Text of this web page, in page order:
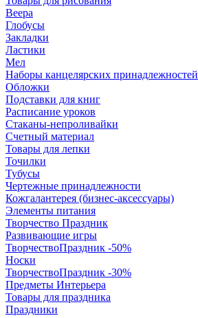
Веера
Глобусы
Закладки
Ластики
Мел
Наборы канцелярских принадлежностей
Обложки
Подставки для книг
Расписание уроков
Стаканы-непроливайки
Счетный материал
Товары для лепки
Точилки
Тубусы
Чертежные принадлежности
Кожгалантерея (бизнес-аксессуары)
Элементы питания
Творчество Праздник
Развивающие игры
ТворчествоПраздник -50%
Носки
ТворчествоПраздник -30%
Предметы Интерьера
Товары для праздника
Праздники